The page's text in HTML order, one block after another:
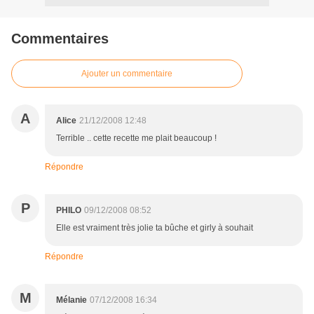
Commentaires
Ajouter un commentaire
A Alice 21/12/2008 12:48
Terrible .. cette recette me plait beaucoup !
Répondre
P PHILO 09/12/2008 08:52
Elle est vraiment très jolie ta bûche et girly à souhait
Répondre
M Mélanie 07/12/2008 16:34